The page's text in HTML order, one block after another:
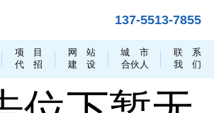
137-5513-7855
项
目
代
招
网
站
建
设
城
市
合伙人
联
系
我
们